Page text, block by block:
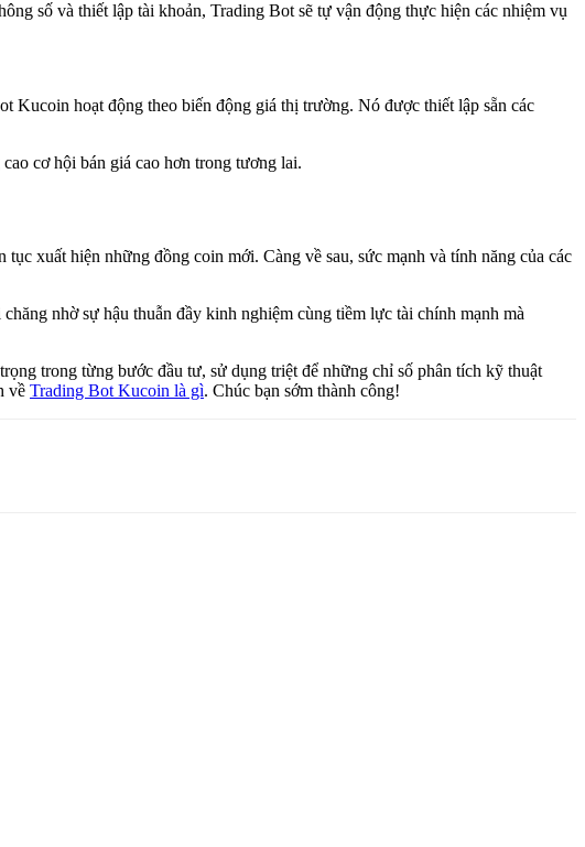
số và thiết lập tài khoản, Trading Bot sẽ tự vận động thực hiện các nhiệm vụ
Kucoin hoạt động theo biến động giá thị trường. Nó được thiết lập sẵn các
cơ hội bán giá cao hơn trong tương lai.
xuất hiện những đồng coin mới. Càng về sau, sức mạnh và tính năng của các
nhờ sự hậu thuẫn đầy kinh nghiệm cùng tiềm lực tài chính mạnh mà
trong từng bước đầu tư, sử dụng triệt để những chỉ số phân tích kỹ thuật
về Trading Bot Kucoin là gì. Chúc bạn sớm thành công!